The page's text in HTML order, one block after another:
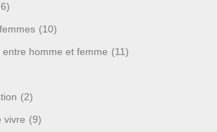
(10)
entre homme et femme (11)
(2)
vivre (9)